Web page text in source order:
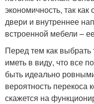
экономичность, так как
двери и внутреннее
встроенной мебели –
Перед тем как выбрать
иметь в виду, что все
быть идеально
вероятность перекоса
скажется на